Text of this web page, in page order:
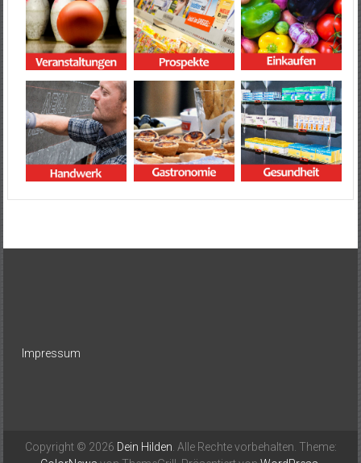
Impressum
Copyright © 2026 Dein Hilden . Alle Rechte vorbehalten. Theme: